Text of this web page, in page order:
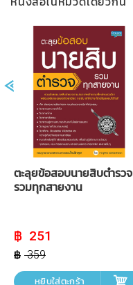
ตะลุยข้อสอบนายสิบตำรวจ
รวมทุกสายงาน
359
Original
price
was:
฿ 359.
251
Current
price
is:
฿ 251.
หยิบใส่ตะกร้า